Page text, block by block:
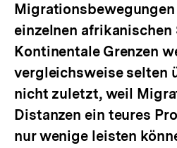
einzelnen afrikanischen
Kontinentale Grenzen
vergleichsweise selten
nicht zuletzt, weil
Distanzen ein teures
nur wenige leisten